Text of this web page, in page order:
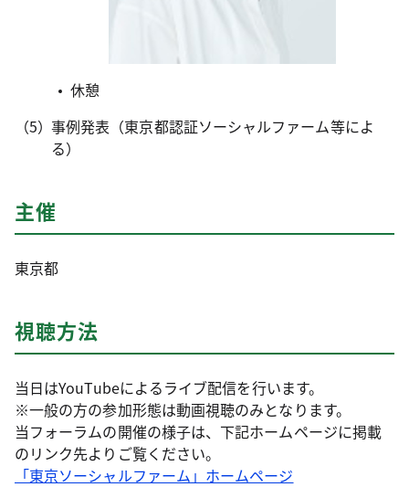
休憩
事例発表（東京都認証ソーシャルファーム等によ
る）
主催
東京都
視聴方法
当日はYouTubeによるライブ配信を行います。
※一般の方の参加形態は動画視聴のみとなります。
当フォーラムの開催の様子は、下記ホームページに掲載
のリンク先よりご覧ください。
「東京ソーシャルファーム」ホームページ